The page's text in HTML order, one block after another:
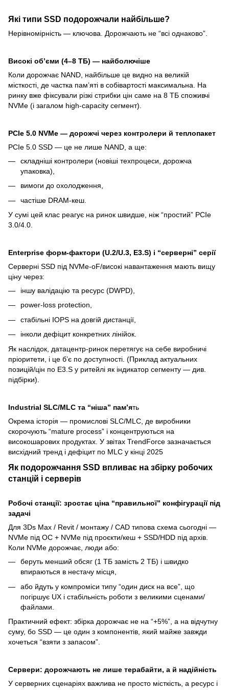
Які типи SSD подорожчали найбільше?
Нерівномірність — ключова. Дорожчають не “всі однаково”.
Високі об’єми (4–8 ТБ) — найболючіше
Коли дорожчає NAND, найбільше це видно на великій
місткості, де частка пам’яті в собівартості максимальна. На
ринку вже фіксували різкі стрибки цін саме на 8 ТБ споживчі
NVMe (і загалом high-capacity сегмент).
PCIe 5.0 NVMe — дорожчі через контролери й теплопакет
PCIe 5.0 SSD — це не лише NAND, а ще:
складніші контролери (новіші техпроцеси, дорожча
упаковка),
вимоги до охолодження,
частіше DRAM-кеш.
У сумі цей клас реагує на ринок швидше, ніж “простий” PCIe
3.0/4.0.
Enterprise форм-фактори (U.2/U.3, E3.S) і “серверні” серії
Серверні SSD під NVMe-oF/високі навантаження мають вищу
ціну через:
іншу валідацію та ресурс (DWPD),
power-loss protection,
стабільні IOPS на довгій дистанції,
інколи дефіцит конкретних лінійок.
Як наслідок, датацентр-ринок перетягує на себе виробничі
пріоритети, і це б’є по доступності. (Приклад актуальних
позицій/цін по E3.S у ритейлі як індикатор сегменту — див.
підбірки).
Industrial SLC/MLC та “ніша” пам’ять
Окрема історія — промислові SLC/MLC, де виробники
скорочують “mature process” і концентруються на
високошарових продуктах. У звітах TrendForce зазначається
висхідний тренд і дефіцит по MLC у кінці 2025
Як подорожчання SSD впливає на збірку робочих
станцій і серверів
Робочі станції: зростає ціна “правильної” конфігурації під
задачі
Для 3Ds Max / Revit / монтажу / CAD типова схема сьогодні —
NVMe під ОС + NVMe під проєкти/кеш + SSD/HDD під архів.
Коли NVMe дорожчає, люди або:
беруть менший обсяг (1 ТБ замість 2 ТБ) і швидко
впираються в нестачу місця,
або йдуть у компроміси типу “один диск на все”, що
погіршує UX і стабільність роботи з великими сценами/
файлами.
Практичний ефект: збірка дорожчає не на “+5%”, а на відчутну
суму, бо SSD — це один з компонентів, який майже завжди
хочеться “взяти з запасом”.
Сервери: дорожчають не лише терабайти, а й надійність
У серверних сценаріях важлива не просто місткість, а ресурс і